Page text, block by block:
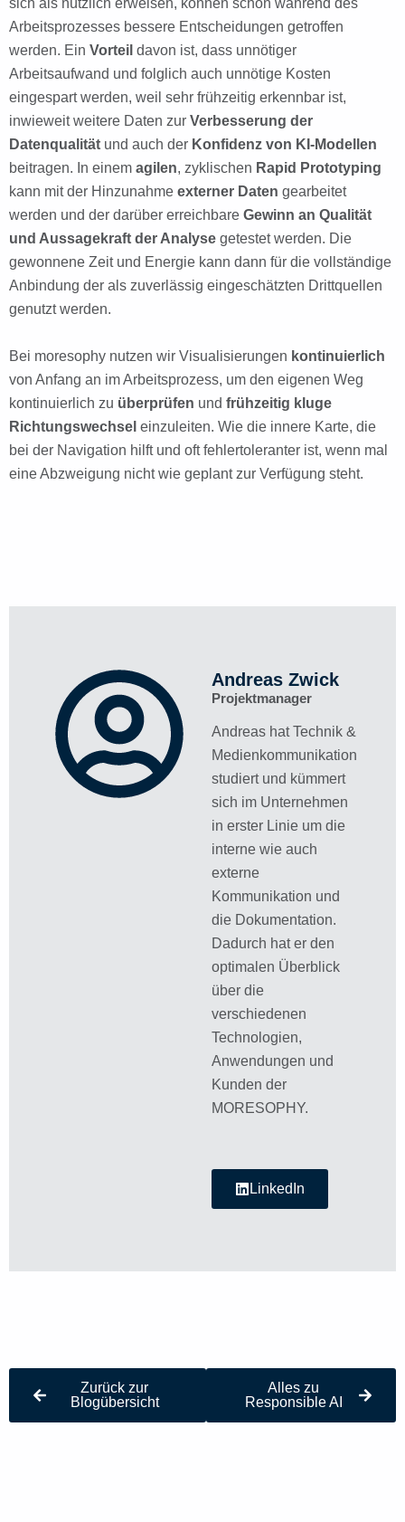
sich als nützlich erweisen, können schon während des
Arbeitsprozesses bessere Entscheidungen getroffen
werden. Ein Vorteil davon ist, dass unnötiger
Arbeitsaufwand und folglich auch unnötige Kosten
eingespart werden, weil sehr frühzeitig erkennbar ist,
inwieweit weitere Daten zur Verbesserung der
Datenqualität und auch der Konfidenz von KI-Modellen
beitragen. In einem agilen, zyklischen Rapid Prototyping
kann mit der Hinzunahme externer Daten gearbeitet
werden und der darüber erreichbare Gewinn an Qualität
und Aussagekraft der Analyse getestet werden. Die
gewonnene Zeit und Energie kann dann für die vollständige
Anbindung der als zuverlässig eingeschätzten Drittquellen
genutzt werden.
Bei moresophy nutzen wir Visualisierungen kontinuierlich
von Anfang an im Arbeitsprozess, um den eigenen Weg
kontinuierlich zu überprüfen und frühzeitig kluge
Richtungswechsel einzuleiten. Wie die innere Karte, die
bei der Navigation hilft und oft fehlertoleranter ist, wenn mal
eine Abzweigung nicht wie geplant zur Verfügung steht.
Andreas Zwick​
Projektmanager
Andreas hat Technik &
Medienkommunikation
studiert und kümmert
sich im Unternehmen
in erster Linie um die
interne wie auch
externe
Kommunikation und
die Dokumentation.
Dadurch hat er den
optimalen Überblick
über die
verschiedenen
Technologien,
Anwendungen und
Kunden der
MORESOPHY.
LinkedIn
Zurück zur
Blogübersicht
Alles zu
Responsible AI